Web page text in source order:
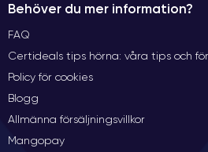
Behöver du mer information?
FAQ
Certideals tips hörna: våra tips och
Policy för cookies
Blogg
Allmänna försäljningsvillkor
Mangopay